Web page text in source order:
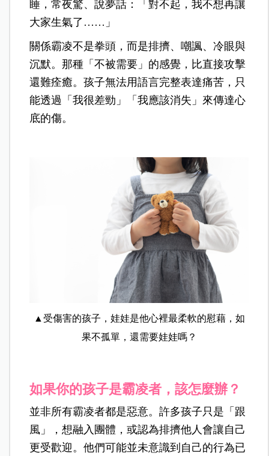
睡，常夜驚、說夢話：「對不起，我不想再讓
大家生氣了……」
關係霸凌不是拳頭，而是排擠、嘲諷、冷眼與
沉默。那種「不被需要」的感覺，比直接攻擊
還難痊癒。孩子無法用語言完整表達痛苦，只
能透過「我很差勁」「我應該消失」來傳達心
底的傷。
▲受傷害的孩子，娃娃是他心裡最柔軟的慰藉，如
果不孤單，還需要娃娃嗎？
如果你的孩子是霸凌者，該怎麼辦？
並非所有霸凌者都是惡意。許多孩子只是「跟
風」，想融入團體，或認為排擠他人會讓自己
更受歡迎。他們可能並未意識到自己的行為已